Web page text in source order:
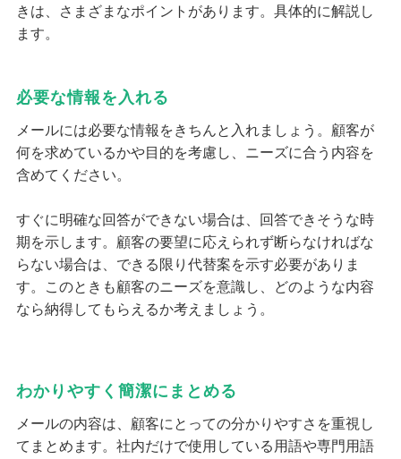
きは、さまざまなポイントがあります。具体的に解説し
ます。
必要な情報を入れる
メールには必要な情報をきちんと入れましょう。顧客が
何を求めているかや目的を考慮し、ニーズに合う内容を
含めてください。
すぐに明確な回答ができない場合は、回答できそうな時
期を示します。顧客の要望に応えられず断らなければな
らない場合は、できる限り代替案を示す必要がありま
す。このときも顧客のニーズを意識し、どのような内容
なら納得してもらえるか考えましょう。
わかりやすく簡潔にまとめる
メールの内容は、顧客にとっての分かりやすさを重視し
てまとめます。社内だけで使用している用語や専門用語